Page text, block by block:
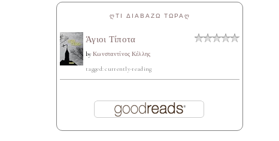
ᲦΤΙ ΔΙΑΒΑΖΩ ΤΩΡΑᲦ
Άγιοι Τίποτα
by Κωνσταντίνος Κέλλης
tagged: currently-reading